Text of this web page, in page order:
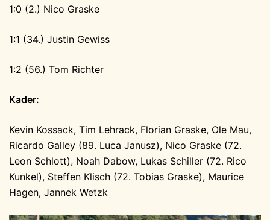
1:0 (2.) Nico Graske
1:1 (34.) Justin Gewiss
1:2 (56.) Tom Richter
Kader:
Kevin Kossack, Tim Lehrack, Florian Graske, Ole Mau,
Ricardo Galley (89. Luca Janusz), Nico Graske (72.
Leon Schlott), Noah Dabow, Lukas Schiller (72. Rico
Kunkel), Steffen Klisch (72. Tobias Graske), Maurice
Hagen, Jannek Wetzk